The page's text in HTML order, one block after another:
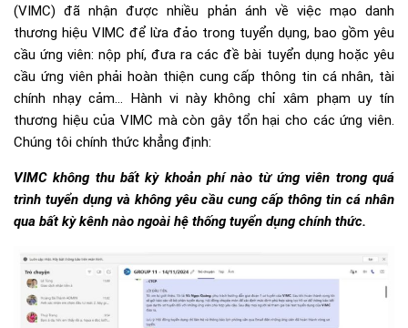
(VIMC) đã nhận được nhiều phản ánh về việc mạo danh
thương hiệu VIMC để lừa đảo trong tuyển dụng, bao gồm yêu
cầu ứng viên: nộp phí, đưa ra các đề bài tuyển dụng hoặc yêu
cầu ứng viên phải hoàn thiện cung cấp thông tin cá nhân, tài
chính nhạy cảm… Hành vi này không chỉ xâm phạm uy tín
thương hiệu của VIMC mà còn gây tổn hại cho các ứng viên.
Chúng tôi chính thức khẳng định:
VIMC không thu bất kỳ khoản phí nào từ ứng viên trong quá
trình tuyển dụng và không yêu cầu cung cấp thông tin cá nhân
qua bất kỳ kênh nào ngoài hệ thống tuyển dụng chính thức.